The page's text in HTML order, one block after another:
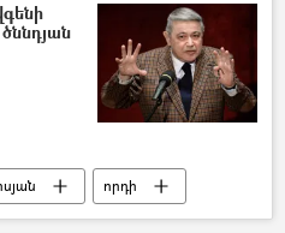
Վարդենիս
որդի